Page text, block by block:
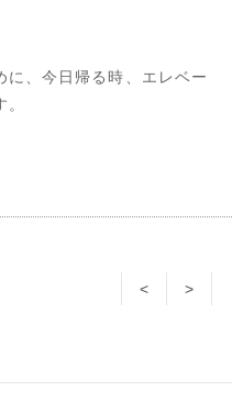
に、今日帰る時、エレベー
< >